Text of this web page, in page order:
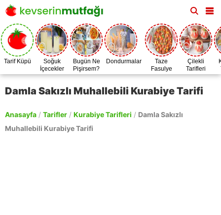
Tarif Küpü
Soğuk
İçecekler
Bugün Ne
Pişirsem?
Dondurmalar
Taze
Fasulye
Zamanı
Çilekli
Tarifleri
Damla Sakızlı Muhallebili Kurabiye Tarifi
Anasayfa / Tarifler / Kurabiye Tarifleri / Damla Sakızlı
Muhallebili Kurabiye Tarifi